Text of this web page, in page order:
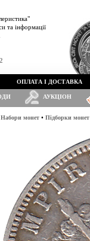
та інформації
ОПЛАТА І ДОСТАВКА
АУКЦІОН
Набори монет • Підборки монет